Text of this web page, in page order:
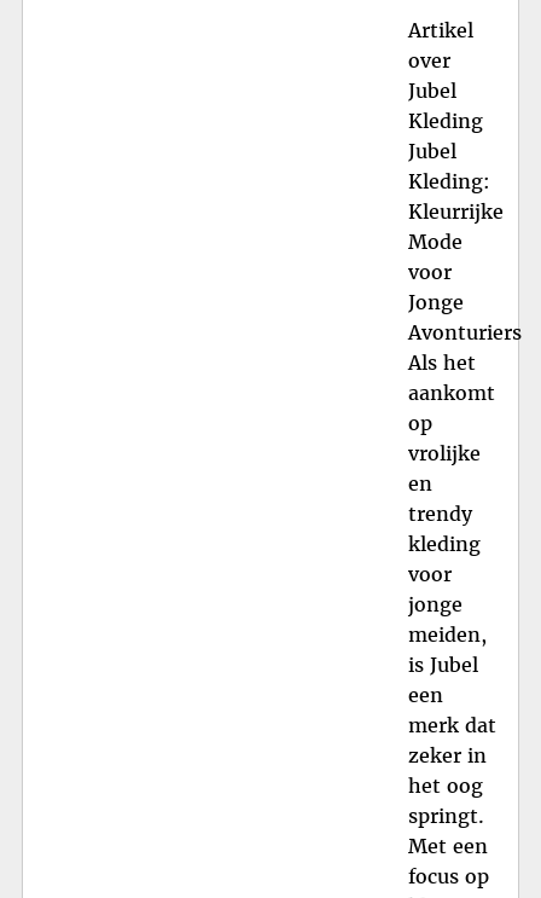
Artikel
over
Jubel
Kleding
Jubel
Kleding:
Kleurrijke
Mode
voor
Jonge
Avonturiers
Als het
aankomt
op
vrolijke
en
trendy
kleding
voor
jonge
meiden,
is Jubel
een
merk dat
zeker in
het oog
springt.
Met een
focus op